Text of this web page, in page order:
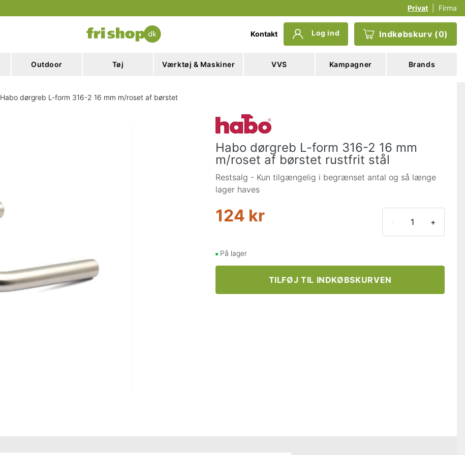
Privat Firma
Kontakt Log ind Indkøbskurv (0)
Outdoor Tøj Værktøj & Maskiner VVS Kampagner Brands
Habo dørgreb L-form 316-2 16 mm m/roset af børstet
Habo dørgreb L-form 316-2 16 mm
m/roset af børstet rustfrit stål
Restsalg - Kun tilgængelig i begrænset antal og så længe
lager haves
124 kr +
På lager
TILFØJ TIL INDKØBSKURVEN